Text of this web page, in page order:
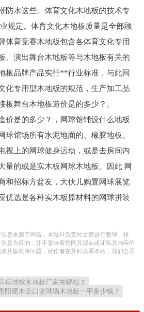
防水这些。体育文化木地板的技术专
规定。体育文化木地板质量是全部顾
体育竞赛木地板包含各体育文化专用
、演出舞台木地板等与木地板有关的
板品牌产品实行**行业标准，与此同
化专用型木地板的规范，生产加工品
板舞台木地板造价是的多少？。
价是的多少？，网球馆铺设什么地板
球馆场所有水泥地面的、橡胶地板、
视上的网球健身运动，或是去房间内
量的或是实木板网球木地板。因此 网
和招标方盆友，大伙儿购置网球展览
优选是各种实木板原材料的网球拼装
息来源于网络，本站只负责对文章进行整理、排
息为目的，并不意味着赞同其观点或证实其内容的
及版权等问题，请作者在及时联系本站，我们会尽
乓球馆木地板厂家去哪找？
阳硬木企口篮球场木地板一平多少钱？